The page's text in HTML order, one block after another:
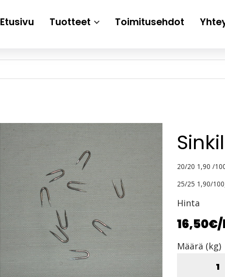
Etusivu Tuotteet Toimitusehdot
20/20 1,90 /
25/25 1,90/
Hinta
16,50€/
Määrä (kg)